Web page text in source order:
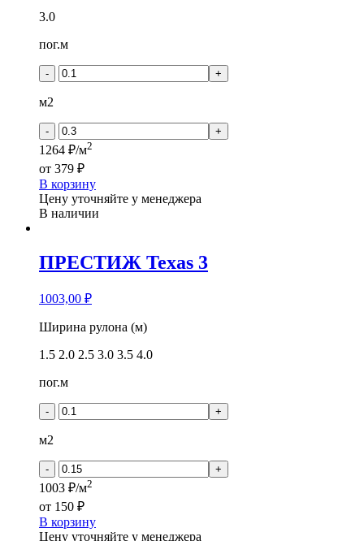
ACCZENT
-
3.0
пог.м
- +
м2
- +
1264 ₽/м2
от 379 ₽
В корзину
Цену уточняйте у менеджера
В наличии
ПРЕСТИЖ Texas 3
1003,00 ₽
Количество
ПРЕСТИЖ
3
Ширина рулона (м)
1.5 2.0 2.5 3.0 3.5 4.0
пог.м
- +
м2
- +
1003 ₽/м2
от 150 ₽
В корзину
Цену уточняйте у менеджера